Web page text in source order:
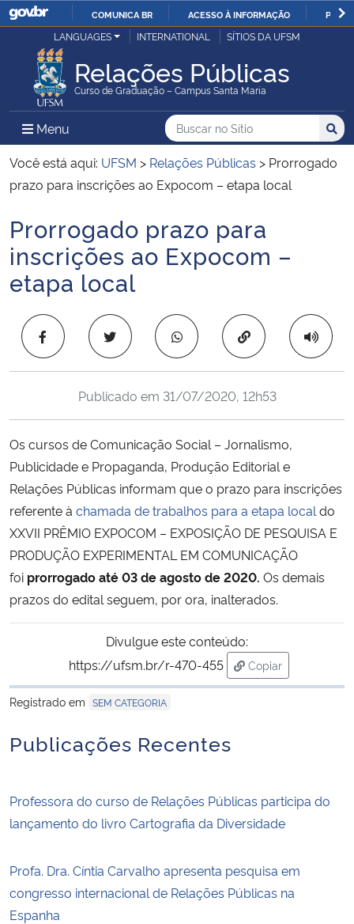
IR
O
COMUNICA BR ACESSO À INFORMAÇÃO
Ministério da Justiça e Segurança Pública
Ministério da Defesa
Ministério das Relações Exteriores
Ministério da Infraestrutura
Ministério da Agricultura, Pecuária e Abastecimento
Ministério da Educação
Ministério de Minas e Energia
Ministério da Ciência, Tecnologia, Inovações e Comunicações
Ministério do Meio Ambiente
Ministério do Turismo
Controladoria-Geral da União
Ministério da Mulher, da Família e dos Direitos Humanos
Secretaria-Geral
Gabinete de Segurança Institucional
Advocacia-Geral da União
Banco Central do Brasil
LANGUAGES INTERNATIONAL SÍTIOS DA UFSM
Relações Públicas
Curso de Graduação – Campus Santa Maria
Menu Menu Principal do Sítio
Busca
Buscar no no Sítio
Busca:
Você está aqui: UFSM > Relações Públicas > Prorrogado
prazo para inscrições ao Expocom – etapa local
Início do conteúdo
Prorrogado prazo para
inscrições ao Expocom –
etapa local
Copiar para área
Publicado em 31/07/2020, 12h53
Os cursos de Comunicação Social – Jornalismo,
Publicidade e Propaganda, Produção Editorial e
Relações Públicas informam que o prazo para inscrições
referente à chamada de trabalhos para a etapa local do
XXVII PRÊMIO EXPOCOM – EXPOSIÇÃO DE PESQUISA E
PRODUÇÃO EXPERIMENTAL EM COMUNICAÇÃO
foi prorrogado até 03 de agosto de 2020. Os demais
prazos do edital seguem, por ora, inalterados.
Divulgue este conteúdo:
https://ufsm.br/r-470-455
Copiar
para área de
Registrado em SEM CATEGORIA
Publicações Recentes
Professora do curso de Relações Públicas participa do
lançamento do livro Cartografia da Diversidade
Profa. Dra. Cíntia Carvalho apresenta pesquisa em
congresso internacional de Relações Públicas na
Espanha